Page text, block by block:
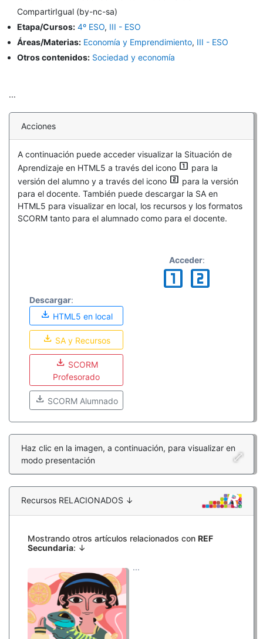
CompartirIgual (by-nc-sa)
Etapa/Cursos: 4º ESO, III - ESO
Áreas/Materias: Economía y Emprendimiento, III - ESO
Otros contenidos: Sociedad y economía
...
Acciones
A continuación puede acceder visualizar la Situación de
Aprendizaje en HTML5 a través del icono looks_one para la
versión del alumno y a través del icono looks_two para la versión
para el docente. También puede descargar la SA en
HTML5 para visualizar en local, los recursos y los formatos
SCORM tanto para el alumnado como para el docente.
Acceder:
looks_one looks_two
Descargar:
download HTML5 en local
download SA y Recursos
download SCORM
Profesorado
download SCORM Alumnado
Haz clic en la imagen, a continuación, para visualizar en
modo presentación
Recursos RELACIONADOS ↓
Mostrando otros artículos relacionados conREF
Secundaria: ↓
...